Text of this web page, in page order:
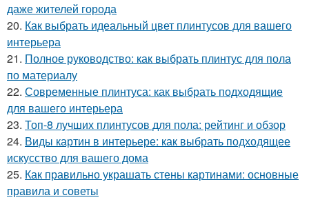
даже жителей города
20. Как выбрать идеальный цвет плинтусов для вашего
интерьера
21. Полное руководство: как выбрать плинтус для пола
по материалу
22. Современные плинтуса: как выбрать подходящие
для вашего интерьера
23. Топ-8 лучших плинтусов для пола: рейтинг и обзор
24. Виды картин в интерьере: как выбрать подходящее
искусство для вашего дома
25. Как правильно украшать стены картинами: основные
правила и советы